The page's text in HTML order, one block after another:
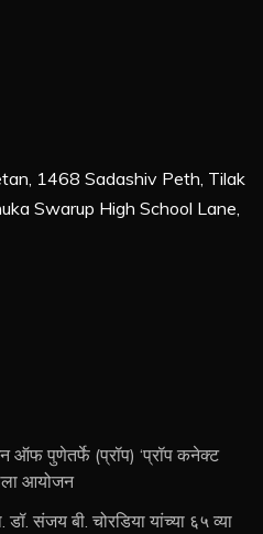
1468 Sadashiv Peth, Tilak
Swarup High School Lane,
ऑफ पुणेतर्फे (प्रॉप) ‘प्रॉप कनेक्ट
आयोजन
डॉ. संजय बी. चोरडिया यांच्या ६५ व्या